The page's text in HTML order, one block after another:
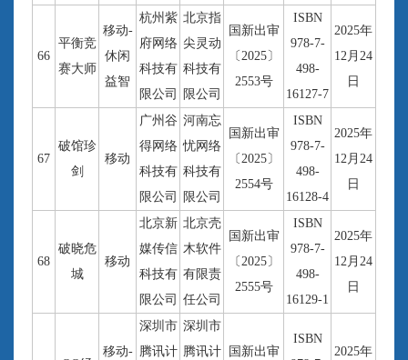
66
平衡竞
赛大师
移动-
休闲
益智
杭州紫
府网络
科技有
限公司
北京指
尖灵动
科技有
限公司
国新出审
〔2025〕
2553号
ISBN
978-7-
498-
16127-7
2025年
12月24
日
67
破馆珍
剑
移动
广州谷
得网络
科技有
限公司
河南忘
忧网络
科技有
限公司
国新出审
〔2025〕
2554号
ISBN
978-7-
498-
16128-4
2025年
12月24
日
68
破晓危
城
移动
北京新
媒传信
科技有
限公司
北京壳
木软件
有限责
任公司
国新出审
〔2025〕
2555号
ISBN
978-7-
498-
16129-1
2025年
12月24
日
移动-
深圳市
腾讯计
深圳市
腾讯计
国新出审
ISBN
2025年